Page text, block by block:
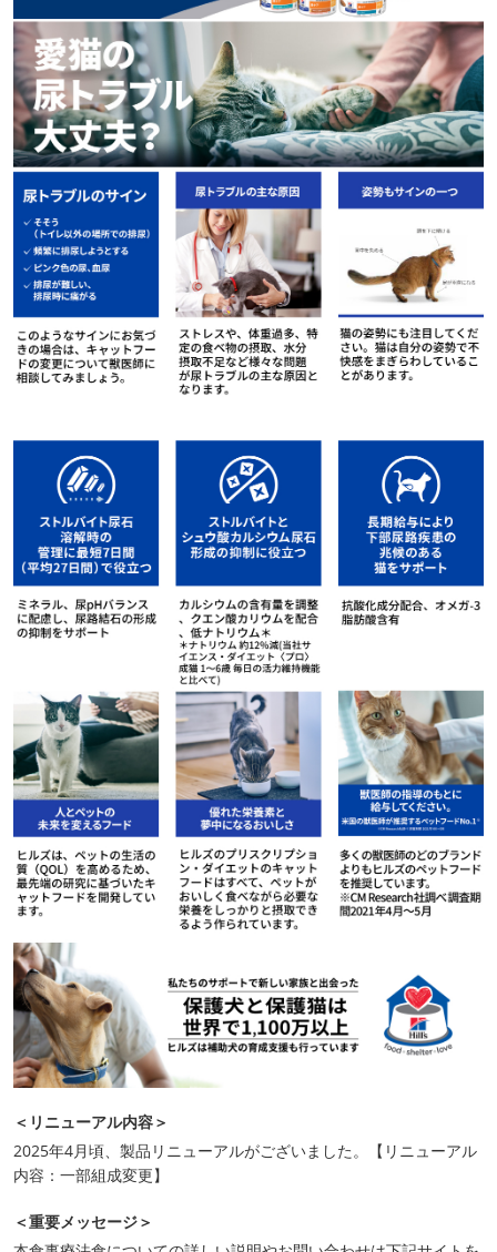
＜リニューアル内容＞
2025年4月頃、製品リニューアルがございました。【リニューアル
内容：一部組成変更】
＜重要メッセージ＞